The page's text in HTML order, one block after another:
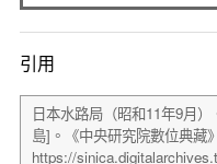
引用